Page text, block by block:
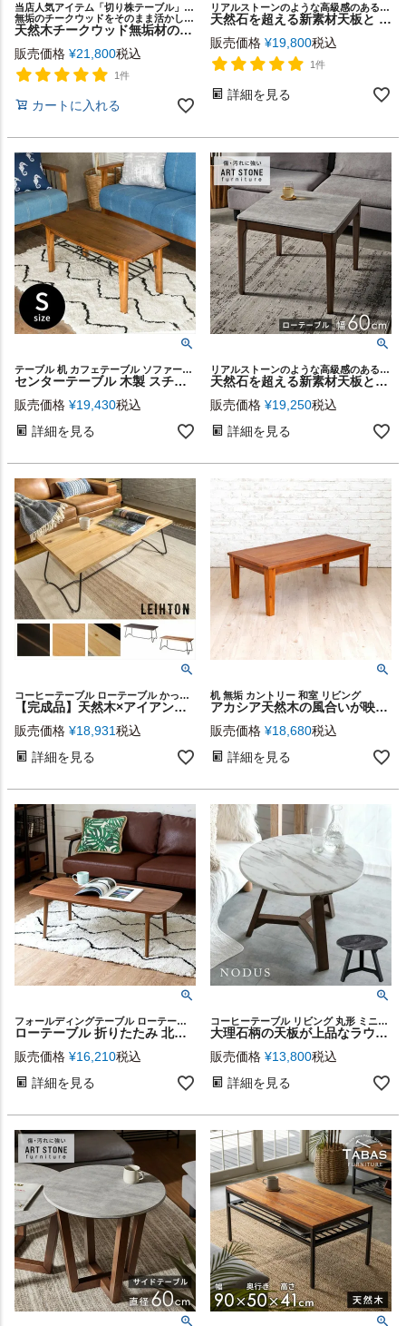
当店人気アイテム「切り株テーブル」に同シリーズとしてコーヒーテーブルが新しく仲間入り！
無垢のチークウッドをそのまま活かしたユニークな形が特徴のローテーブル
天然木チークウッド無垢材の切り株をそのまま生かして作られたローテーブル [14168]
販売価格 ¥21,800税込
1件
カートに入れる
リアルストーンのような高級感のある見た目と、扱いやすい高機能性が人気のハイセンスな家具シリーズ「ART STONE furniture」のセンターテーブル
天然石を超える新素材天板と 天然ラバーウッドのセンターテーブル[d-84314]
販売価格 ¥19,800税込
1件
詳細を見る
テーブル 机 カフェテーブル ソファーテーブル ヴィンテージ
センターテーブル 木製 スチール棚付き 幅90cm 高さ40cm ブラウン [91202]【 ローテーブル リビングテーブル コーヒーテーブル 天然木 木目 茶 デザイン家具 おしゃれ 西海岸 ヴィンテージ モダン 北欧 】
販売価格 ¥19,430税込
詳細を見る
リアルストーンのような高級感のある見た目と、扱いやすい高機能性が人気のハイセンスな家具シリーズ「ART STONE furniture」のローテーブル
天然石を超える新素材天板と天然ラバーウッドのローテーブル [84296]
販売価格 ¥19,250税込
詳細を見る
コーヒーテーブル ローテーブル かっこいい おしゃれ
【完成品】天然木×アイアンフレームのセンターテーブル(91044)【生活雑貨のELEMENTS本店】
販売価格 ¥18,931税込
詳細を見る
机 無垢 カントリー 和室 リビング
アカシア天然木の風合いが映えるセンターテーブル 約110×55cm [91442]
販売価格 ¥18,680税込
詳細を見る
フォールディングテーブル ローテーブル センターテーブル
ローテーブル 折りたたみ 北欧 天然木 (91170) 【生活雑貨のELEMENTS本店】
販売価格 ¥16,210税込
詳細を見る
コーヒーテーブル リビング 丸形 ミニテーブル インテリア
大理石柄の天板が上品なラウンドローテーブル 直径60cm [84100-wh]
販売価格 ¥13,800税込
詳細を見る